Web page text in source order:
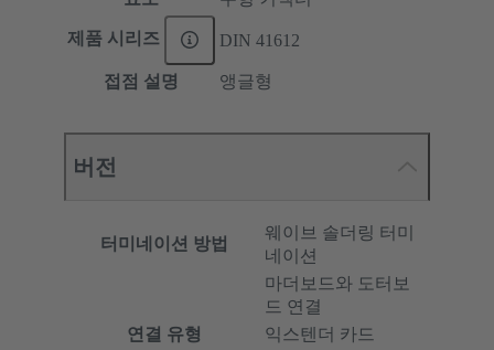
제품 시리즈 DIN 41612
접점 설명 앵글형
버전
터미네이션 방법
웨이브 솔더링 터미
네이션
연결 유형
마더보드와 도터보
드 연결
익스텐더 카드